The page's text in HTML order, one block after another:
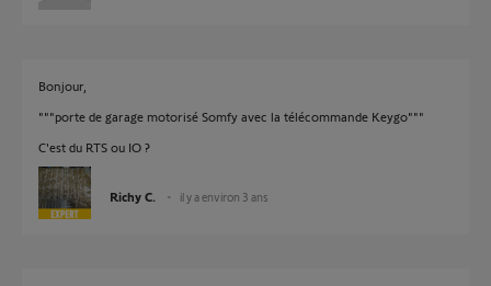
Bonjour,
"""porte de garage motorisé Somfy avec la télécommande Keygo"""
C'est du RTS ou IO ?
Richy C. il y a environ 3 ans